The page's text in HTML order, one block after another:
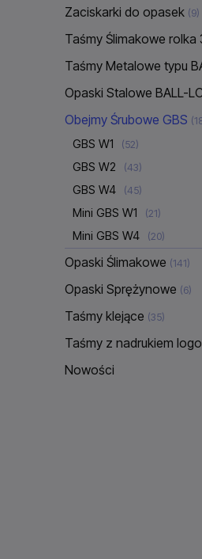
Zaciskarki do opasek (9)
Taśmy Ślimakowe rolka
Taśmy Metalowe typu
Opaski Stalowe BALL-
Obejmy Śrubowe GBS
GBS W1 (52)
GBS W2 (43)
GBS W4 (45)
Mini GBS W1 (21)
Mini GBS W4 (20)
Opaski Ślimakowe (141)
Opaski Sprężynowe (6)
Taśmy klejące (35)
Taśmy z nadrukiem
Nowości